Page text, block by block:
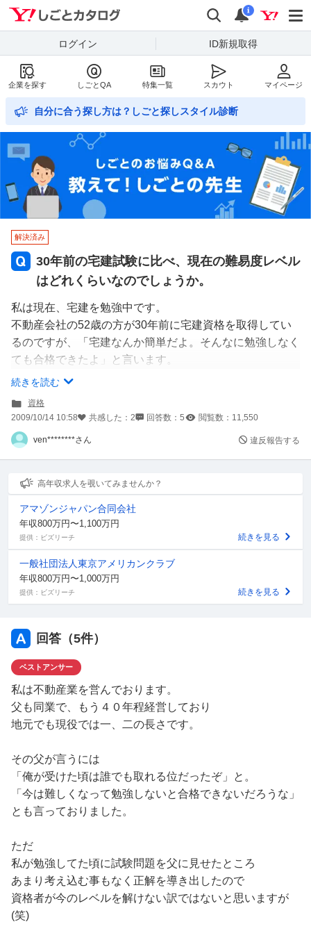
Yahoo!しごとカタログ
検索
通知
i
ログイン ID新規取得
企業を探す しごとQA 特集一覧 スカウト マイページ
自分に合う探し方は？しごと探しスタイル診断
解決済み
30年前の宅建試験に比べ、現在の難易度レベル
はどれくらいなのでしょうか。
私は現在、宅建を勉強中です。
不動産会社の52歳の方が30年前に宅建資格を取得してい
るのですが、「宅建なんか簡単だよ。そんなに勉強しなく
ても合格できたよ」と言います。
しかし、現在は合格率17％くらいです。
っているのかわかりますか？
私の想像では30年前より資格を取得するのは難しくなっ
ている気がするのですが。
今度、「宅建なんか取得は簡単だよ。」と言われたら
「今は30年前より○倍も難しくなっているんですよ」と言
いたいです。
何よりも今週末の試験で合格することが重要なのですが。
続きを読む
資格
2009/10/14 10:58
共感した： 2 回答数： 5 閲覧数： 11,550
ven********さん 違反報告する
高年収求人を覗いてみませんか？
アマゾンジャパン合同会社
年収800万円〜1,100万円
提供：ビズリーチ 続きを見る
一般社団法人東京アメリカンクラブ
年収800万円〜1,000万円
提供：ビズリーチ 続きを見る
回答（5件）
ベストアンサー
私は不動産業を営んでおります。
父も同業で、もう４０年程経営しており
地元でも現役では一、二の長さです。
その父が言うには
「俺が受けた頃は誰でも取れる位だったぞ」と。
「今は難しくなって勉強しないと合格できないだろうな」
とも言っておりました。
ただ
私が勉強してた頃に試験問題を父に見せたところ
あまり考え込む事もなく正解を導き出したので
資格者が今のレベルを解けない訳ではないと思いますが
(笑)